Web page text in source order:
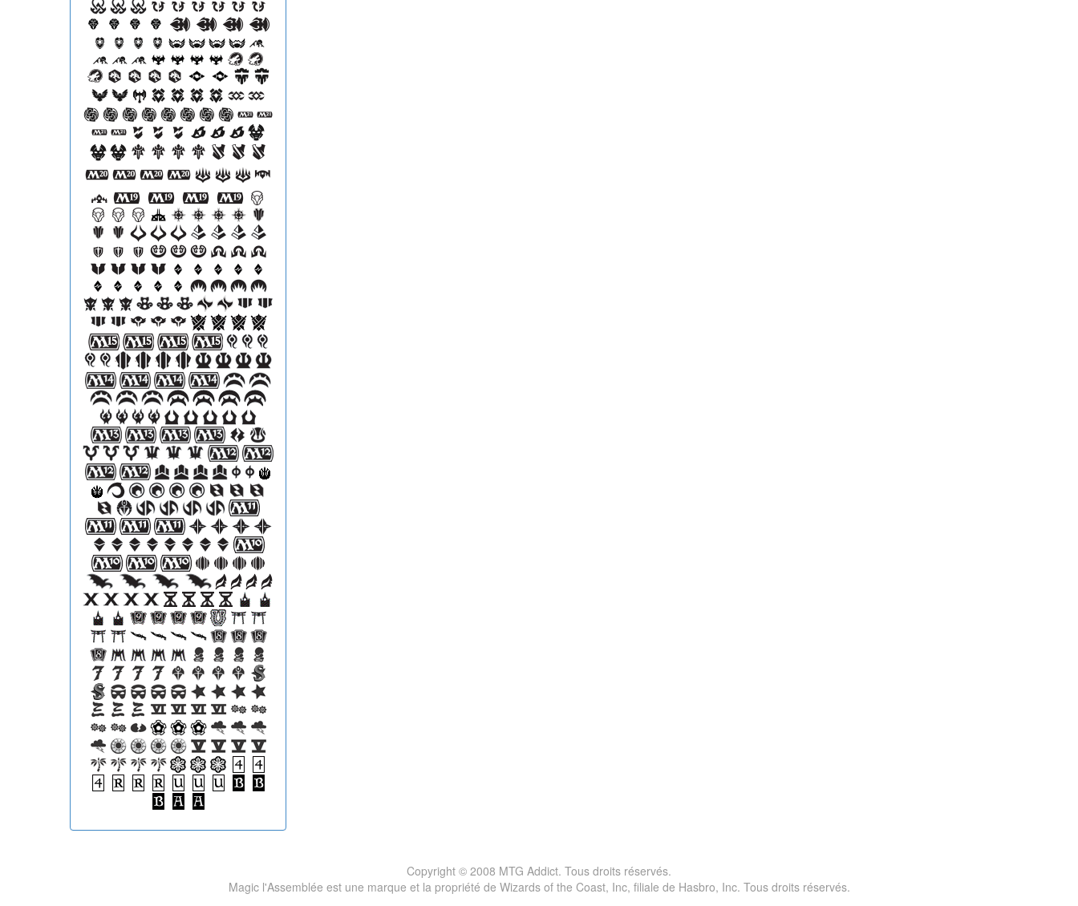
Copyright © 2008 MTG Addict. Tous droits réservés.
Magic l'Assemblée est une marque et la propriété de Wizards of the Coast, Inc, filiale de Hasbro, Inc. Tous droits réservés.